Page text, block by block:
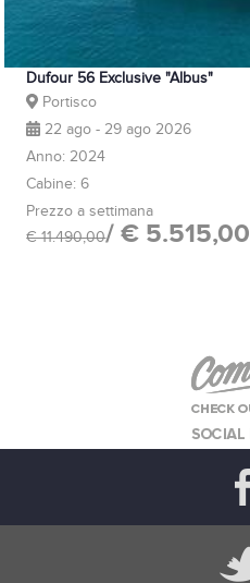
Dufour 56 Exclusive "Albus"
Portisco
22 ago - 29 ago 2026
Anno: 2024
Cabine: 6
Prezzo a settimana
€ 11.490,00/ € 5.515,00